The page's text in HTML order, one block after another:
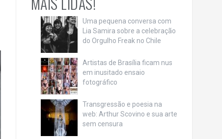
Uma pequena conversa com
Lia Samira sobre a celebração
do Orgulho Freak no Chile
Artistas de Brasília ficam nus
em inusitado ensaio
fotográfico
Transgressão e poesia na
web: Arthur Scovino e sua arte
sem censura